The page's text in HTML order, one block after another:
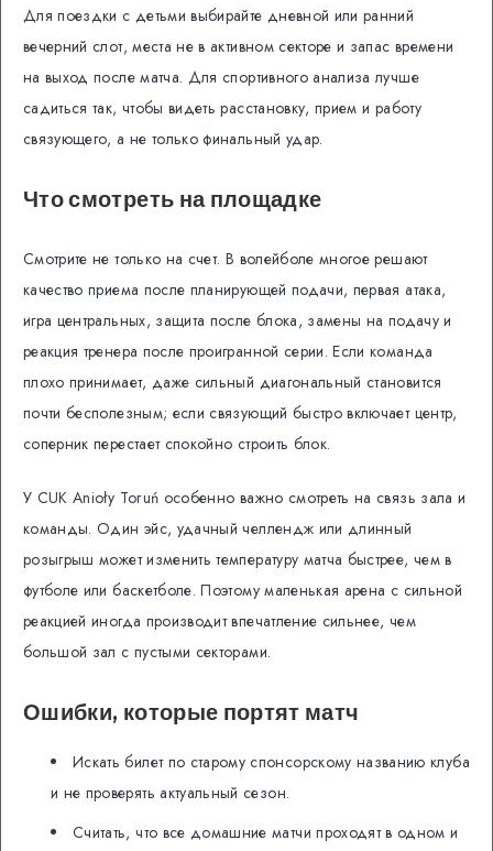
Для поездки с детьми выбирайте дневной или ранний
вечерний слот, места не в активном секторе и запас времени
на выход после матча. Для спортивного анализа лучше
садиться так, чтобы видеть расстановку, прием и работу
связующего, а не только финальный удар.
Что смотреть на площадке
Смотрите не только на счет. В волейболе многое решают
качество приема после планирующей подачи, первая атака,
игра центральных, защита после блока, замены на подачу и
реакция тренера после проигранной серии. Если команда
плохо принимает, даже сильный диагональный становится
почти бесполезным; если связующий быстро включает центр,
соперник перестает спокойно строить блок.
У CUK Anioły Toruń особенно важно смотреть на связь зала и
команды. Один эйс, удачный челлендж или длинный
розыгрыш может изменить температуру матча быстрее, чем в
футболе или баскетболе. Поэтому маленькая арена с сильной
реакцией иногда производит впечатление сильнее, чем
большой зал с пустыми секторами.
Ошибки, которые портят матч
Искать билет по старому спонсорскому названию клуба
и не проверять актуальный сезон.
Считать, что все домашние матчи проходят в одном и